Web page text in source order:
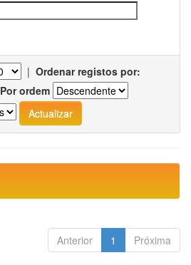
| Ordenar registos por:
Por ordem
Anterior 1 Próxima